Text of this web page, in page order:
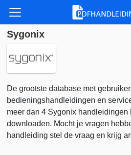
Sygonix
De grootste database met
bedieningshandleidingen en
meer dan 4 Sygonix handleidingen
downloaden. Mocht je vragen
handleiding stel de vraag en krijg